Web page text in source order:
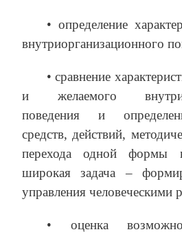
• определение
внутриорганизационного
• сравнение
и желаемого
поведения и
средств, действий,
перехода одной формы
широкая задача –
управления человеческими
• оценка